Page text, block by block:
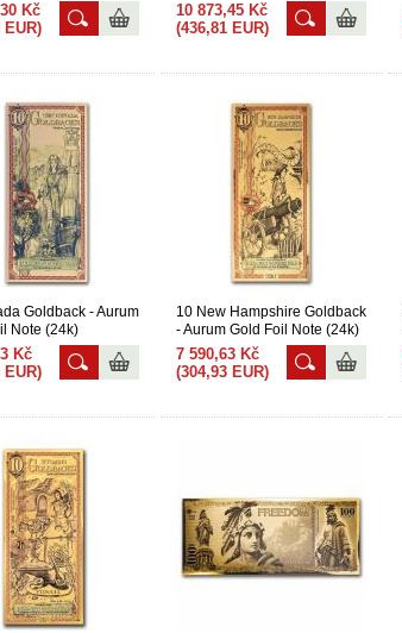
Kč
EUR)
10 873,45 Kč
(436,81 EUR)
Goldback - Aurum
Note (24k)
Kč
EUR)
10 New Hampshire Goldback
- Aurum Gold Foil Note (24k)
7 590,63 Kč
(304,93 EUR)